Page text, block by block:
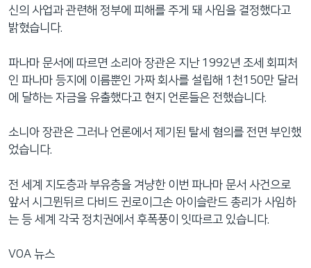
검
으
로
이
신의 사업과 관련해 정부에 피해를 주게 돼 사임을 결정했다고
밝혔습니다.
파나마 문서에 따르면 소리아 장관은 지난 1992년 조세 회피처
인 파나마 등지에 이름뿐인 가짜 회사를 설립해 1천150만 달러
에 달하는 자금을 유출했다고 현지 언론들은 전했습니다.
소니아 장관은 그러나 언론에서 제기된 탈세 혐의를 전면 부인했
었습니다.
전 세계 지도층과 부유층을 겨냥한 이번 파나마 문서 사건으로
앞서 시그뮌뒤르 다비드 귄로이그손 아이슬란드 총리가 사임하
는 등 세계 각국 정치권에서 후폭풍이 잇따르고 있습니다.
VOA 뉴스